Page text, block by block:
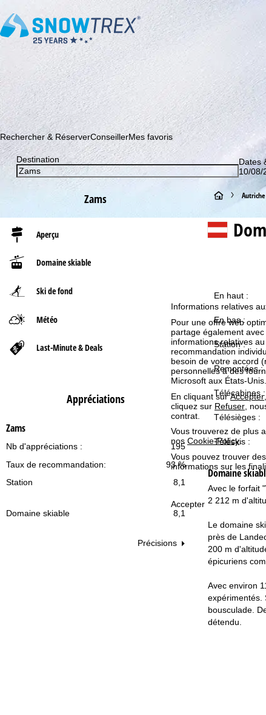
Informations relatives
Pour une offre web
partage également
informations relatives
recommandation
besoin de votre accord
personnelles à des
Microsoft aux États-Unis.
En cliquant surAccepter
cliquez sur Refuser,
contrat.
Vous trouverez de plus
nos Cookie-Policy.
Vous pouvez trouver
informations sur les
Accepter
Abonnez-vous à notre newsletter et soyez le premier à
Rechercher & RéserverConseillerMes favoris
Destination
Dates
10/08/
Zams
Aperçu
Domaine skiable
Ski de fond
Météo
Last-Minute & Deals
Appréciations
Zams
195
Nb d'appréciations :
93 %
Taux de recommandation:
Station
8,1
Domaine skiable 8,1
Précisions
P
a
d
'
a
c
c
u
e
i
l
Autriche
En haut :
En bas :
Station :
Remontées :
Télécabines :
Télésièges :
Téléskis :
Domaine
Avec le forfait
2 212 m
Le domaine
près de
200 m
épicuriens
Avec environ
expérimentés.
bousculade.
détendu.